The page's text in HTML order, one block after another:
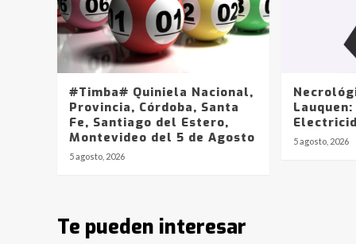
#Timba# Quiniela Nacional,
Provincia, Córdoba, Santa
Fe, Santiago del Estero,
Montevideo del 5 de Agosto
5 agosto, 2026
5 agosto, 2026
Te pueden interesar